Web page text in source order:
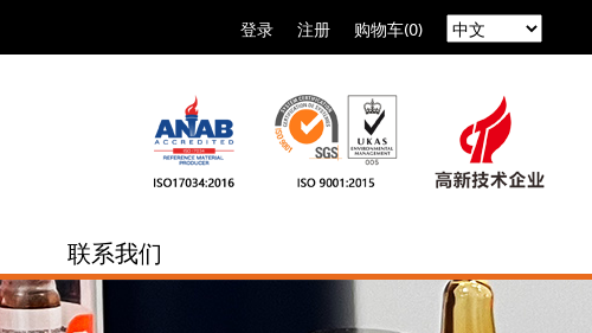
登录 注册 购物车(0)
联系我们